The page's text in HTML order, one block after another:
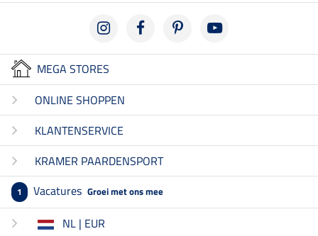
MEGA STORES
ONLINE SHOPPEN
KLANTENSERVICE
KRAMER PAARDENSPORT
1 Vacatures Groei met ons mee
NL | EUR